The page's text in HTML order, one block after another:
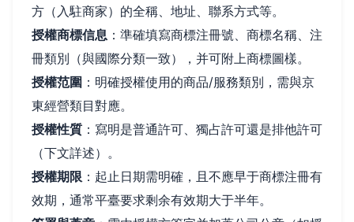
方（入駐商家）的全稱、地址、聯系方式等。
授權商標信息 ：準確填寫商標注冊號、商標名稱、注
冊類別（與國際分類一致），并可附上商標圖樣。
授權范圍 ：明確授權使用的商品/服務類別，需與京
東經營類目對應。
授權性質 ：寫明是普通許可、獨占許可還是排他許可
（下文詳述）。
授權期限 ：起止日期需明確，且不應早于商標注冊有
效期，通常平臺要求剩余有效期大于半年。